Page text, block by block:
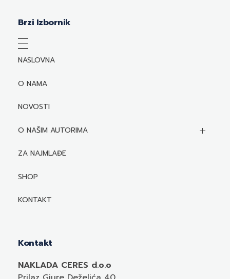
Brzi Izbornik
NASLOVNA
O NAMA
NOVOSTI
O NAŠIM AUTORIMA
Biografije autora
Mediji o autorima i njihovim naslovima
ZA NAJMLAĐE
SHOP
KONTAKT
Kontakt
NAKLADA CERES d.o.o